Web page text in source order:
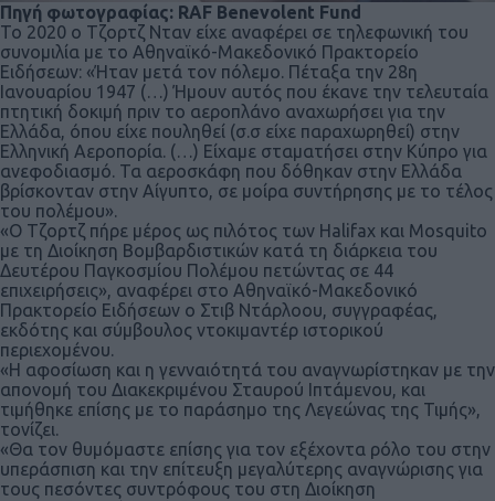
Πηγή φωτογραφίας: RAF Benevolent Fund
Το 2020 ο Τζορτζ Νταν είχε αναφέρει σε τηλεφωνική του
συνομιλία με το Αθηναϊκό-Μακεδονικό Πρακτορείο
Ειδήσεων: «Ήταν μετά τον πόλεμο. Πέταξα την 28η
Ιανουαρίου 1947 (…) Ήμουν αυτός που έκανε την τελευταία
πτητική δοκιμή πριν το αεροπλάνο αναχωρήσει για την
Ελλάδα, όπου είχε πουληθεί (σ.σ είχε παραχωρηθεί) στην
Ελληνική Αεροπορία. (…) Είχαμε σταματήσει στην Κύπρο για
ανεφοδιασμό. Τα αεροσκάφη που δόθηκαν στην Ελλάδα
βρίσκονταν στην Αίγυπτο, σε μοίρα συντήρησης με το τέλος
του πολέμου».
«Ο Τζορτζ πήρε μέρος ως πιλότος των Halifax και Mosquito
με τη Διοίκηση Βομβαρδιστικών κατά τη διάρκεια του
Δευτέρου Παγκοσμίου Πολέμου πετώντας σε 44
επιχειρήσεις», αναφέρει στο Αθηναϊκό-Μακεδονικό
Πρακτορείο Ειδήσεων ο Στιβ Ντάρλοου, συγγραφέας,
εκδότης και σύμβουλος ντοκιμαντέρ ιστορικού
περιεχομένου.
«Η αφοσίωση και η γενναιότητά του αναγνωρίστηκαν με την
απονομή του Διακεκριμένου Σταυρού Ιπτάμενου, και
τιμήθηκε επίσης με το παράσημο της Λεγεώνας της Τιμής»,
τονίζει.
«Θα τον θυμόμαστε επίσης για τον εξέχοντα ρόλο του στην
υπεράσπιση και την επίτευξη μεγαλύτερης αναγνώρισης για
τους πεσόντες συντρόφους του στη Διοίκηση